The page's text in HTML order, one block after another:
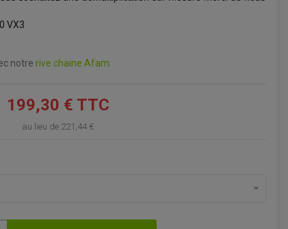
VX3
notre rive chaine Afam
199,30 € TTC
au lieu de 221,44 €